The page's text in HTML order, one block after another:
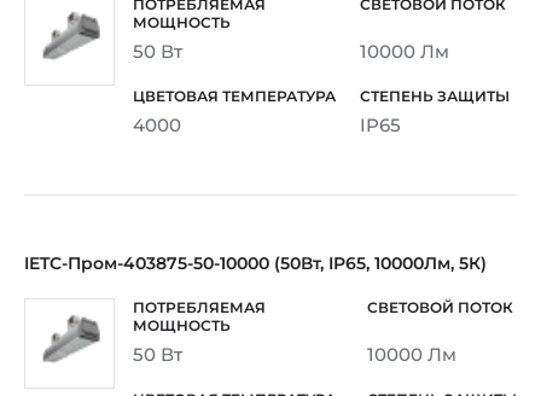
50 Вт 10000 Лм
4000 IP65
IETC-Пром-403875-50-10000 (50Вт, IP65, 10000Лм, 5К)
50 Вт 10000 Лм